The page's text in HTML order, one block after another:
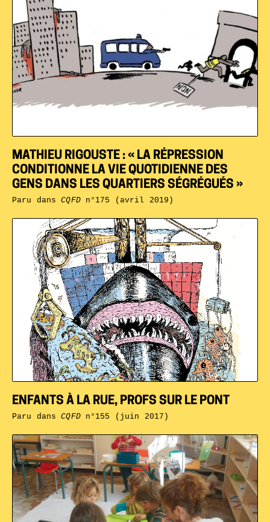
ENFANTS À LA RUE, PROFS SUR LE PONT
Paru dansCQFDn°155 (juin 2017)
MATHIEU RIGOUSTE : « LA RÉPRESSION
CONDITIONNE LA VIE QUOTIDIENNE DES
GENS DANS LES QUARTIERS SÉGRÉGUÉS »
Paru dansCQFDn°175 (avril 2019)